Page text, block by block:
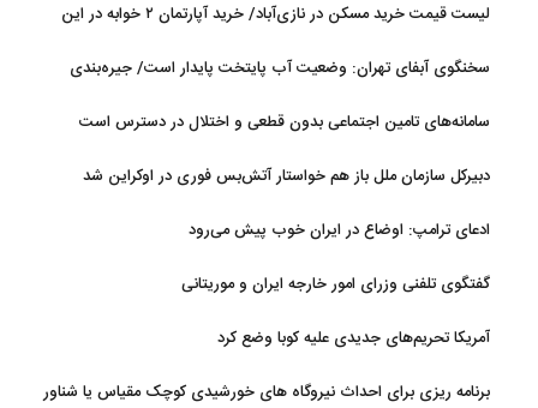
لیست قیمت خرید مسکن در نازی‌آباد/ خرید آپارتمان ۲ خوابه در این
سخنگوی آبفای تهران: وضعیت آب پایتخت پایدار است/ جیره‌بندی
سامانه‌های تامین اجتماعی بدون قطعی و اختلال در دسترس است
دبیرکل سازمان ملل باز هم خواستار آتش‌بس فوری در اوکراین شد
ادعای ترامپ: اوضاع در ایران خوب پیش می‌رود
گفتگوی تلفنی وزرای امور خارجه ایران و موریتانی
آمریکا تحریم‌های جدیدی علیه کوبا وضع کرد
برنامه ریزی برای احداث نیروگاه های خورشیدی کوچک مقیاس یا شناور